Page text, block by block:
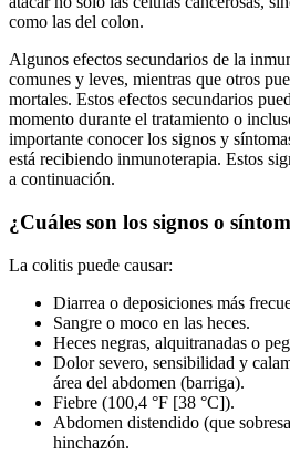
como las del colon.
Algunos efectos secundarios de la
comunes y leves, mientras que otros
mortales. Estos efectos secundarios
momento durante el tratamiento o
importante conocer los signos y
está recibiendo inmunoterapia. Estos
a continuación.
¿Cuáles son los signos o
La colitis puede causar:
Diarrea o deposiciones más
Sangre o moco en las heces.
Heces negras, alquitranadas o
Dolor severo, sensibilidad y
área del abdomen (barriga).
Fiebre (100,4 °F [38 °C]).
Abdomen distendido (que
hinchazón.